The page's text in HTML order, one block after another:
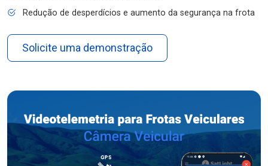
Redução de desperdícios e aumento da segurança na frota
Solicite uma demonstração